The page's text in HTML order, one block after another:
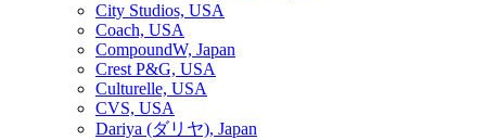
City Studios, USA
Coach, USA
CompoundW, Japan
Crest P&G, USA
Culturelle, USA
CVS, USA
Dariya (ダリヤ), Japan